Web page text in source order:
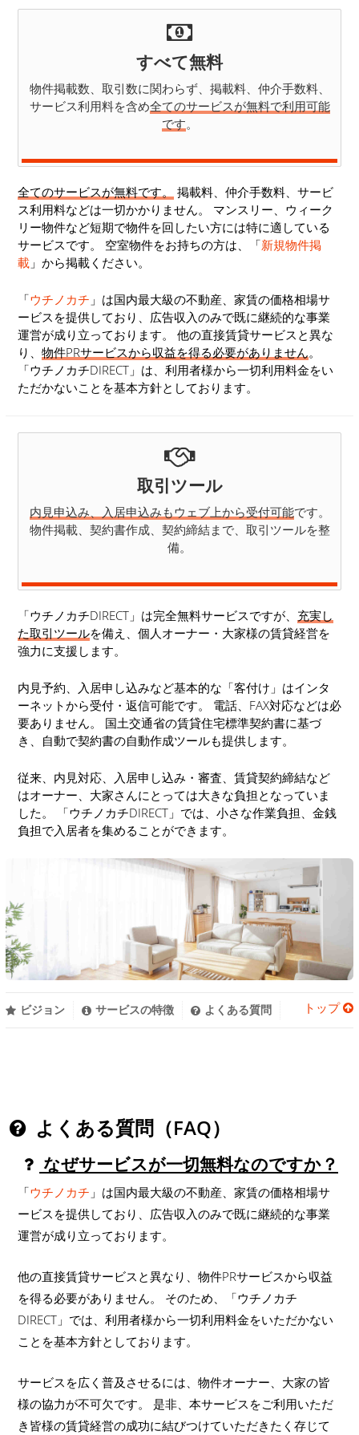
すべて無料
物件掲載数、取引数に関わらず、掲載料、仲介手数料、
サービス利用料を含め全てのサービスが無料で利用可能
です。
全てのサービスが無料です。
掲載料、仲介手数料、サービ
ス利用料などは一切かかりません。 マンスリー、ウィーク
リー物件など短期で物件を回したい方には特に適している
サービスです。 空室物件をお持ちの方は、「新規物件掲
載 」から掲載ください。
「ウチノカチ 」は国内最大級の不動産、家賃の価格相場サ
ービスを提供しており、広告収入のみで既に継続的な事業
運営が成り立っております。 他の直接賃貸サービスと異な
り、 物件PRサービスから収益を得る必要がありません。
「ウチノカチDIRECT」は、利用者様から一切利用料金をい
ただかないことを基本方針としております。
取引ツール
内見申込み、入居申込みもウェブ上から受付可能です。
物件掲載、契約書作成、契約締結まで、取引ツールを整
備。
「ウチノカチDIRECT」は完全無料サービスですが、 充実し
た取引ツールを備え、個人オーナー・大家様の賃貸経営を
強力に支援します。
内見予約、入居申し込みなど基本的な「客付け」はインタ
ーネットから受付・返信可能です。 電話、FAX対応などは必
要ありません。 国土交通省の賃貸住宅標準契約書に基づ
き、自動で契約書の自動作成ツールも提供します。
従来、内見対応、入居申し込み・審査、賃貸契約締結など
はオーナー、大家さんにとっては大きな負担となっていま
した。 「ウチノカチDIRECT」では、小さな作業負担、金銭
負担で入居者を集めることができます。
ビジョン サービスの特徴 よくある質問 トップ
よくある質問（FAQ）
なぜサービスが一切無料なのですか？
「ウチノカチ 」は国内最大級の不動産、家賃の価格相場サ
ービスを提供しており、広告収入のみで既に継続的な事業
運営が成り立っております。
他の直接賃貸サービスと異なり、物件PRサービスから収益
を得る必要がありません。 そのため、「ウチノカチ
DIRECT」では、利用者様から一切利用料金をいただかない
ことを基本方針としております。
サービスを広く普及させるには、物件オーナー、大家の皆
様の協力が不可欠です。 是非、本サービスをご利用いただ
き皆様の賃貸経営の成功に結びつけていただきたく存じて